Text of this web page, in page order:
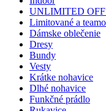
UNLIMITED
Limitované a
Dámske oblečenie
Dresy
Bundy
Vesty
Krátke nohavice
Dlhé nohavice
Funkčné prádlo